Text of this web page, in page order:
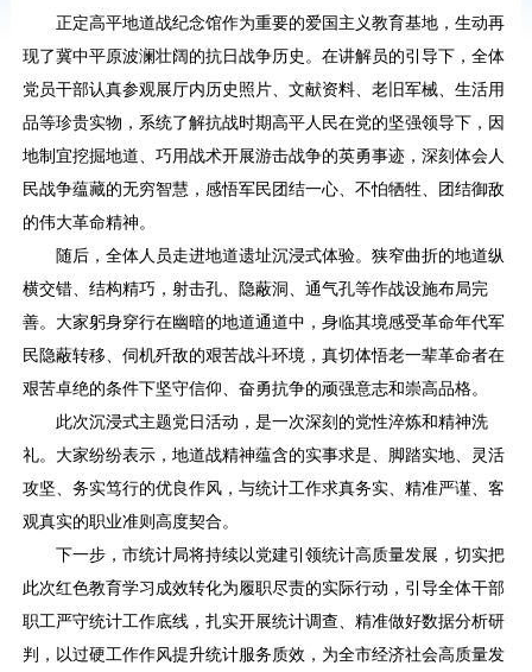
正定高平地道战纪念馆作为重要的爱国主义教育基地，生动再
现了冀中平原波澜壮阔的抗日战争历史。在讲解员的引导下，全体
党员干部认真参观展厅内历史照片、文献资料、老旧军械、生活用
品等珍贵实物，系统了解抗战时期高平人民在党的坚强领导下，因
地制宜挖掘地道、巧用战术开展游击战争的英勇事迹，深刻体会人
民战争蕴藏的无穷智慧，感悟军民团结一心、不怕牺牲、团结御敌
的伟大革命精神。
随后，全体人员走进地道遗址沉浸式体验。狭窄曲折的地道纵
横交错、结构精巧，射击孔、隐蔽洞、通气孔等作战设施布局完
善。大家躬身穿行在幽暗的地道通道中，身临其境感受革命年代军
民隐蔽转移、伺机歼敌的艰苦战斗环境，真切体悟老一辈革命者在
艰苦卓绝的条件下坚守信仰、奋勇抗争的顽强意志和崇高品格。
此次沉浸式主题党日活动，是一次深刻的党性淬炼和精神洗
礼。大家纷纷表示，地道战精神蕴含的实事求是、脚踏实地、灵活
攻坚、务实笃行的优良作风，与统计工作求真务实、精准严谨、客
观真实的职业准则高度契合。
下一步，市统计局将持续以党建引领统计高质量发展，切实把
此次红色教育学习成效转化为履职尽责的实际行动，引导全体干部
职工严守统计工作底线，扎实开展统计调查、精准做好数据分析研
判，以过硬工作作风提升统计服务质效，为全市经济社会高质量发